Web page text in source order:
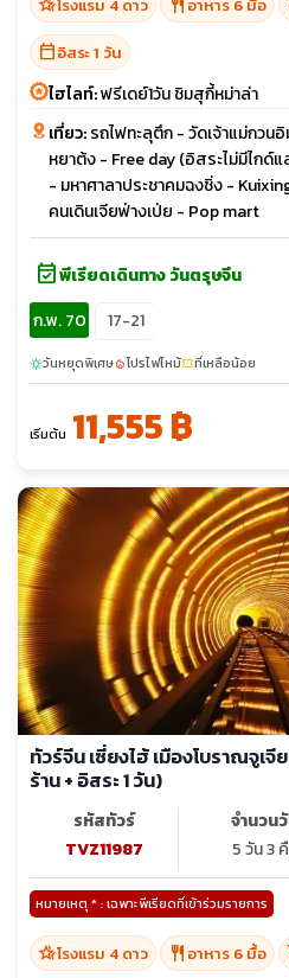
hotel_classโรงแรม 4 ดาว restaurant อาหาร 6 มื้อ
calendar_todayอิสระ 1 วัน
ไฮไลท์:ฟรีเดย์1วัน ชิมสุกี้หม่าล่า
เที่ยว:รถไฟทะลุตึก - วัดเจ้าแม่กวน
หยาต้ง - Free day (อิสระไม่มีไกด์
- มหาศาลาประชาคมฉงชิ่ง -
คนเดินเจียฟ่างเป่ย - Pop mart
event_availableพีเรียดเดินทาง วันตรุษจีน
ก.พ. 70
17-21
sunnyวันหยุดพิเศษlocal_fire_departmentโปรไฟไหม้confirmation_numberที่เหลือน้อย
เริ่มต้น 11,555 ฿
ทัวร์จีน เซี่ยงไฮ้ เมืองโบราณจูเจียเจี่ยว อุโมงค์เล
ร้าน + อิสระ 1 วัน)
รหัสทัวร์
TVZ11987
จำนวน
5 วัน 3
หมายเหตุ * : เฉพาะพีเรียดที่เข้าร่วมรายการ
hotel_classโรงแรม 4 ดาว restaurant อาหาร 6 มื้อ